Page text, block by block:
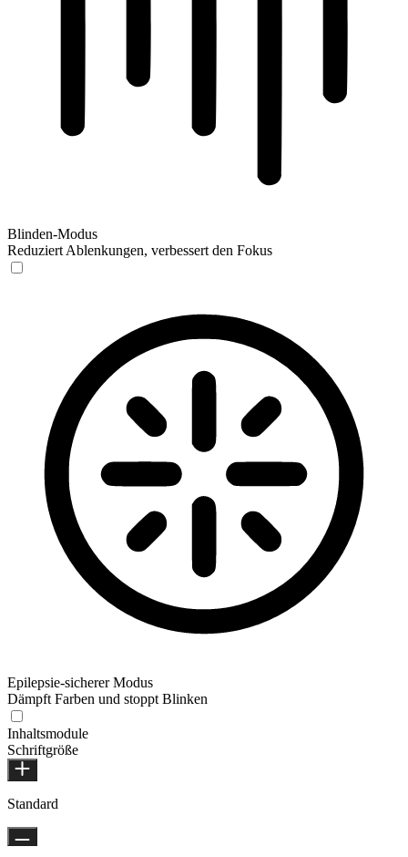
Blinden-Modus
Reduziert Ablenkungen, verbessert den Fokus
Epilepsie-sicherer Modus
Dämpft Farben und stoppt Blinken
Inhaltsmodule
Schriftgröße
Standard